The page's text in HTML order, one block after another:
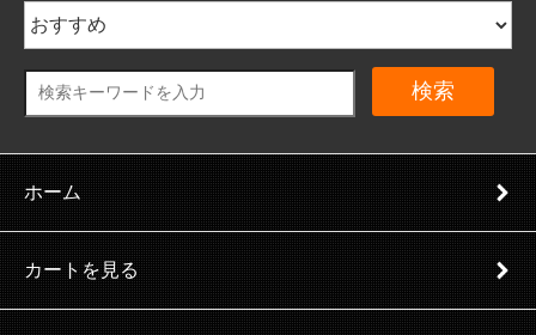
検索
ホーム
カートを見る